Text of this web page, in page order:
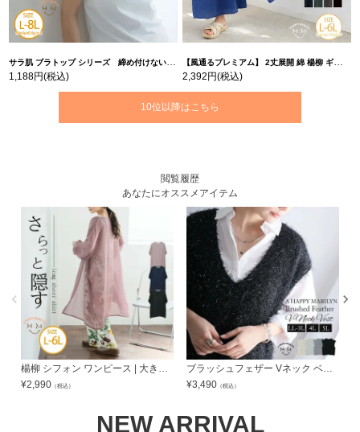
サラ肌 ブラトップ シリーズ 締め付けない リブ タンクトップ | 大きいサイズの通販ならハッピーマリリン
1,188円(税込)
【風通るプレミアム】 2丈展開 綿 楊柳 ギャザー フレア スカンツ 【ウェストゴム】 | 大きいサイズの通販ならハッピーマリリン
2,392円(税込)
10位以降はこちら
閲覧履歴
あなたにオススメアイテム
¥2,990 （税込）
¥3,490 （税込）
NEW ARRIVAL